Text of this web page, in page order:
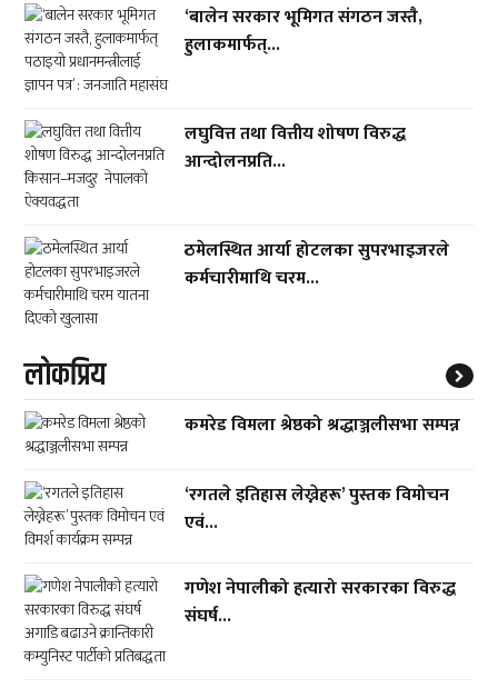
‘बालेन सरकार भूमिगत संगठन जस्तै,
हुलाकमार्फत्...
लघुवित्त तथा वित्तीय शोषण विरुद्ध
आन्दोलनप्रति...
ठमेलस्थित आर्या होटलका सुपरभाइजरले
कर्मचारीमाथि चरम...
लाेकप्रिय
कमरेड विमला श्रेष्ठको श्रद्धाञ्जलीसभा सम्पन्न
‘रगतले इतिहास लेख्नेहरू’ पुस्तक विमोचन
एवं...
गणेश नेपालीको हत्यारो सरकारका विरुद्ध
संघर्ष...